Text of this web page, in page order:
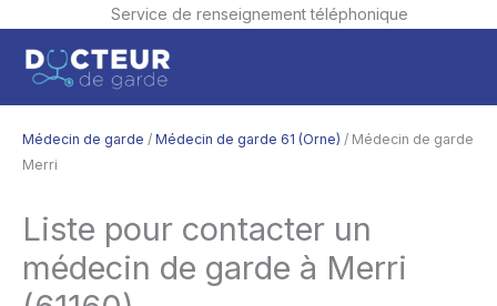
Service de renseignement téléphonique
contenu
Médecin de garde / Médecin de garde 61 (Orne) / Médecin de garde
Merri
Liste pour contacter un
médecin de garde à Merri